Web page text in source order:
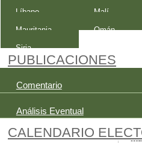
es
La
Líbano
Malí
Mauritania
Omán
Siria
PUBLICACIONES
Comentario
Análisis Eventual
CALENDARIO